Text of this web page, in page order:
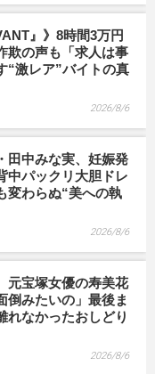
』》8時間3万円
欺の声も「求人は事
“激レア”バイトの真
2026/8/6
田中みな実、妊娠発
中パックリ大胆ドレ
変わらぬ“美への執
2026/8/6
元宝塚女優の寿美花
倒みたいの」最後ま
れなかったおしどり
2026/8/6